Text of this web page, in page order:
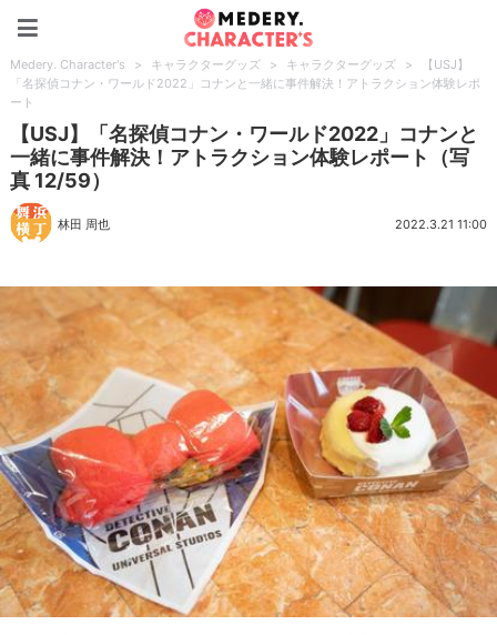
Medery. Character's > キャラクターグッズ > キャラクターグッズ >
【USJ】
「名探偵コナン・ワールド2022」コナンと一緒に事件解決！アトラクション体験レポ
ート
【USJ】「名探偵コナン・ワールド2022」コナンと
一緒に事件解決！アトラクション体験レポート（写
真 12/59）
林田 周也 2022.3.21 11:00